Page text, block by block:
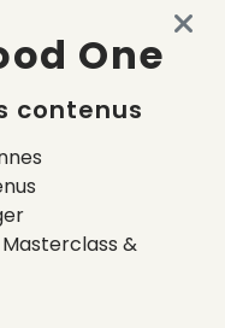
One
contenus
&